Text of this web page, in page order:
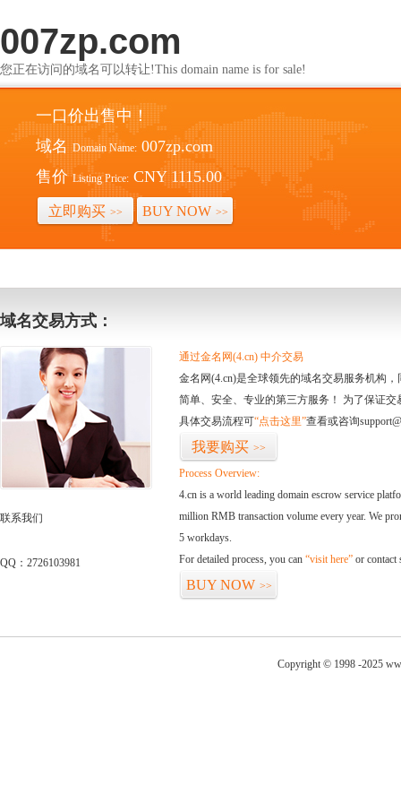
007zp.com
您正在访问的域名可以转让!This domain name is for sale!
一口价出售中！
域名 Domain Name: 007zp.com
售价 Listing Price: CNY 1115.00
立即购买 >> BUY NOW >>
域名交易方式：
联系我们
QQ：2726103981
通过金名网(4.cn) 中介交易
金名网(4.cn)是全球领先的域名交易服务机构
简单、安全、专业的第三方服务！ 为了保证
具体交易流程可“点击这里”查看或咨询
我要购买 >>
Process Overview:
4.cn is a world leading domain escrow service
million RMB transaction volume every year. We
5 workdays.
For detailed process, you can “visit here” or contact
BUY NOW >>
Copyright © 1998 -2025